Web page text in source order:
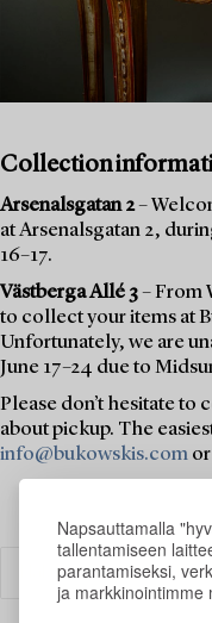
Napsauttamalla
tallentamiseen
parantamiseksi,
ja markkinointimme
Collection
Arsenalsgatan 2–
at Arsenalsgatan 2,
16–17.
Västberga Allé 3– From
to collect your items at
Unfortunately, we are
June 17–24 due to
Please don’t hesitate to
about pickup. The
info@bukowskis.com